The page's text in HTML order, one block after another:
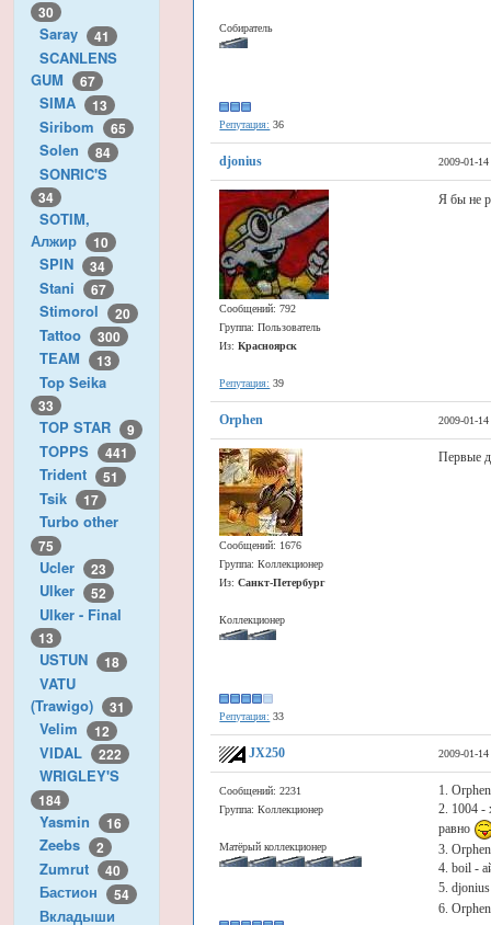
30
Saray 41
SCANLENS
GUM
67
SIMA 13
Siribom 65
Solen 84
SONRIC'S
34
SOTIM,
Алжир
10
SPIN 34
Stani 67
Stimorol 20
Tattoo 300
TEAM 13
Top Seika
33
TOP STAR 9
TOPPS 441
Trident 51
Tsik 17
Turbo other
75
Ucler 23
Ulker 52
Ulker - Final
13
USTUN 18
VATU
(Trawigo)
31
Velim 12
VIDAL 222
WRIGLEY'S
184
Yasmin 16
Zeebs 2
Zumrut 40
Бастион 54
Вкладыши
Собиратель
Репутация: 36
djonius 2009-01-
Сообщений: 792
Группа: Пользователь
Из:Красноярск
Репутация: 39
Я бы не
Orphen 2009-01-
Сообщений: 1676
Группа: Коллекционер
Из:Санкт-Петербург
Коллекционер
Репутация: 33
Первые
JX250 2009-01-
Сообщений: 2231
Группа: Коллекционер
Матёрый коллекционер
1.
2. 1004 -
равно
3.
4. boil -
5.
6.